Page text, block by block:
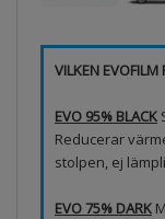
VILKEN
EVO 95% BLACK
Reducerar
stolpen, ej
EVO 75% DARK